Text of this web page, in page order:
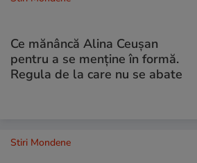
Ce mănâncă Alina Ceușan
pentru a se menține în formă.
Regula de la care nu se abate
Stiri Mondene